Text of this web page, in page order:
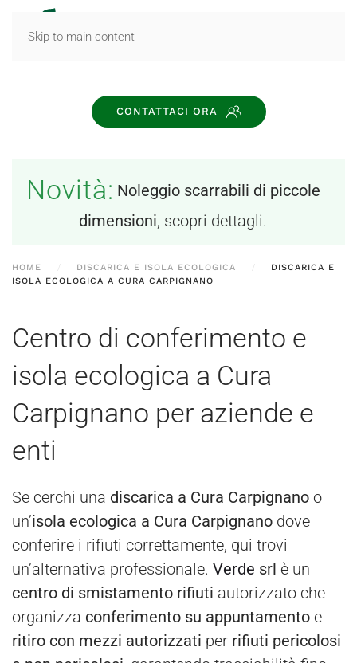
Skip to main content
CONTATTACI ORA
Novità: Noleggio scarrabili di piccole
dimensioni, scopri dettagli.
HOME DISCARICA E ISOLA ECOLOGICA
DISCARICA E
ISOLA ECOLOGICA A CURA CARPIGNANO
Centro di conferimento e
isola ecologica a Cura
Carpignano per aziende e
enti
Se cerchi una discarica a Cura Carpignano o
un’isola ecologica a Cura Carpignano dove
conferire i rifiuti correttamente, qui trovi
un’alternativa professionale. Verde srl è un
centro di smistamento rifiuti autorizzato che
organizza conferimento su appuntamento e
ritiro con mezzi autorizzati per rifiuti pericolosi